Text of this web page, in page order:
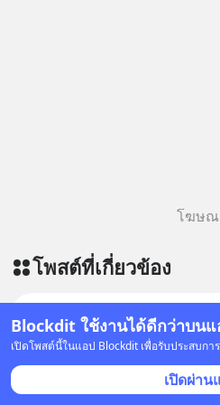
Blockdit ใช้งานได้ดีกว่าบน
เปิดโพสต์นี้ในแอป Blockdit เพื่อรับประสบก
เปิดผ่าน
โฆษณ
โพสต์ที่เกี่ยวข้อง
เที่ยว! เยี่ยว! ราด! • ติดตาม
16 ม.ค. 2021 เวลา 09:07 • ท่องเ
ตั้งแต่ช่วงโควิดมา นอกจากทำ
บ้างประปรายก็แทบนึกไม่ออก